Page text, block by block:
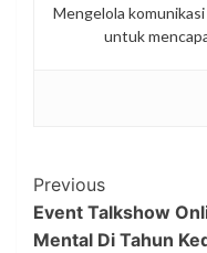
Mengelola
untuk
Post
Navigation
Previous
Event Talkshow
Mental Di Tahun